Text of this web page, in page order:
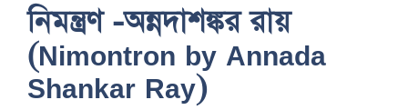
নিমন্ত্রণ -অন্নদাশঙ্কর রায়
(Nimontron by Annada
Shankar Ray)